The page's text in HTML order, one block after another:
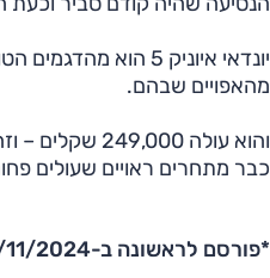
יונדאי איוניק 5 הוא
מהאפויים שבהם.
והוא עולה
כבר מתחרים ראויים שעולים
*פורסם לראשונה ב-28/11/2024 - נוסף מבחן וידאו.